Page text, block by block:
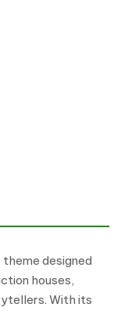
WordPress Theme số
designed
houses,
With its